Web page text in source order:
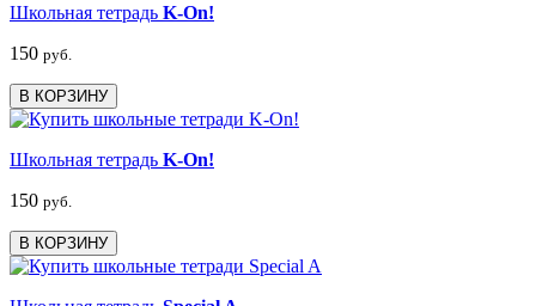
Школьная тетрадь K-On!
150 руб.
В КОРЗИНУ
Школьная тетрадь K-On!
150 руб.
В КОРЗИНУ